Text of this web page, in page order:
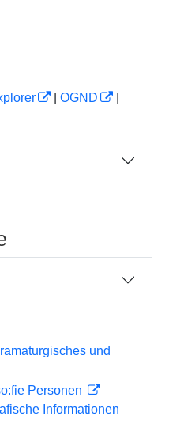
OGND
und
Personen
Informationen